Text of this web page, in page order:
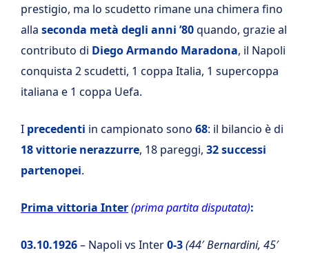
prestigio, ma lo scudetto rimane una chimera fino
alla seconda metà degli anni ’80quando, grazie al
contributo di Diego Armando Maradona, il Napoli
conquista 2 scudetti, 1 coppa Italia, 1 supercoppa
italiana e 1 coppa Uefa.
I precedenti in campionato sono 68: il bilancio è di
18 vittorie nerazzurre, 18 pareggi, 32 successi
partenopei.
Prima vittoria Inter(prima partita disputata):
03.10.1926– Napoli vs Inter0-3(44′ Bernardini, 45′